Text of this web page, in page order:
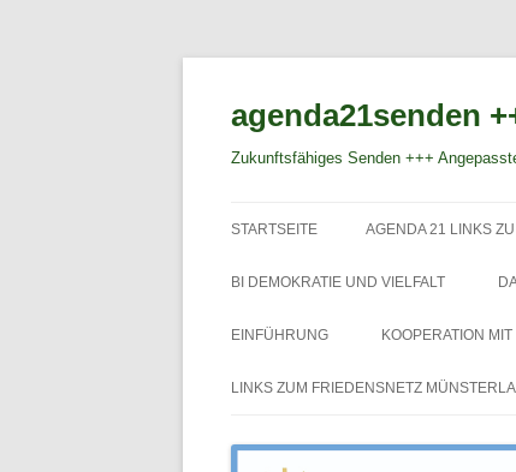
agenda21senden
Zukunftsfähiges Senden +++
STARTSEITE AGENDA 21 LINKS
BI DEMOKRATIE UND VIELFALT
EINFÜHRUNG KOOPERATION
LINKS ZUM FRIEDENSNETZ